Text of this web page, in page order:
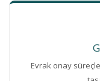
Evrak onay